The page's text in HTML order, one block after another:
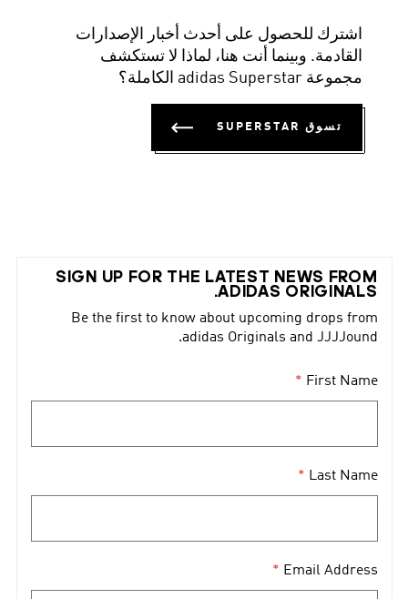
اشترك للحصول على أحدث أخبار الإصدارات
القادمة. وبينما أنت هنا، لماذا لا تستكشف
مجموعة adidas Superstar الكاملة؟
تسوق SUPERSTAR
SIGN UP FOR THE LATEST NEWS FROM
ADIDAS ORIGINALS.
Be the first to know about upcoming drops from
adidas Originals and JJJJound.
First Name
Last Name
Email Address